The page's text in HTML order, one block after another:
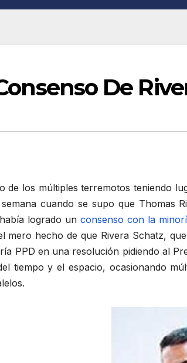
De
de los múltiples terremotos teniendo
cuando se supo que Thomas
logrado unconsenso con la
mero hecho de que Rivera Schatz,
PPD en una resolución pidiendo al
tiempo y el espacio, ocasionando